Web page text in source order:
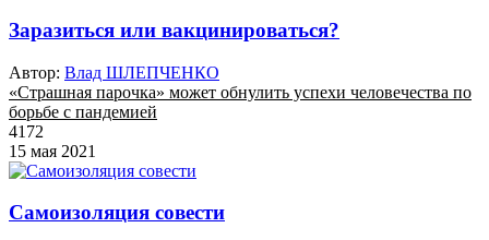
Заразиться или вакцинироваться?
Автор: Влад ШЛЕПЧЕНКО
«Страшная парочка» может обнулить успехи человечества по
борьбе с пандемией
4172
15 мая 2021
Самоизоляция совести